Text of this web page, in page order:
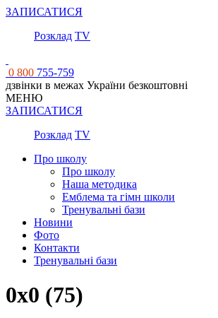
ЗАПИСАТИСЯ
Розклад TV
0 800 755-759
дзвінки в межах України безкоштовні
МЕНЮ
ЗАПИСАТИСЯ
Розклад TV
Про школу
Про школу
Наша методика
Емблема та гімн школи
Тренувальні бази
Новини
Фото
Контакти
Тренувальні бази
0x0 (75)